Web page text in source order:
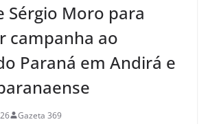
Sérgio Moro para
campanha ao
Paraná em Andirá e
Gazeta 369